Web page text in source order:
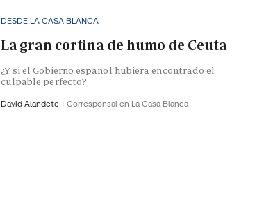
DESDE LA CASA BLANCA
La gran cortina de humo de Ceuta
¿Y si el Gobierno español hubiera encontrado el
culpable perfecto?
David Alandete Corresponsal en La Casa Blanca